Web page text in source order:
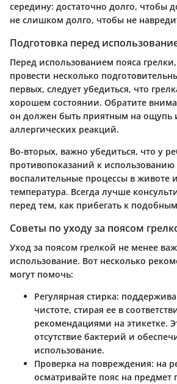
середину: достаточно долго, чтобы
не слишком долго, чтобы не
Подготовка перед
Перед использованием пояса
провести несколько
первых, следует убедиться, что
хорошем состоянии. Обратите
он должен быть приятным на ощупь
аллергических реакций.
Во-вторых, важно убедиться, что у
противопоказаний к использованию
воспалительные процессы в животе
температура. Всегда лучше
перед тем, как прибегать к
Советы по уходу за поясом
Уход за поясом грелкой не менее
использование. Вот несколько
могут помочь:
Регулярная стирка:
чистоте, стирая ее в
рекомендациями на этикетке.
отсутствие бактерий и
использование.
Проверка на повреждения: на
осматривайте пояс на предмет